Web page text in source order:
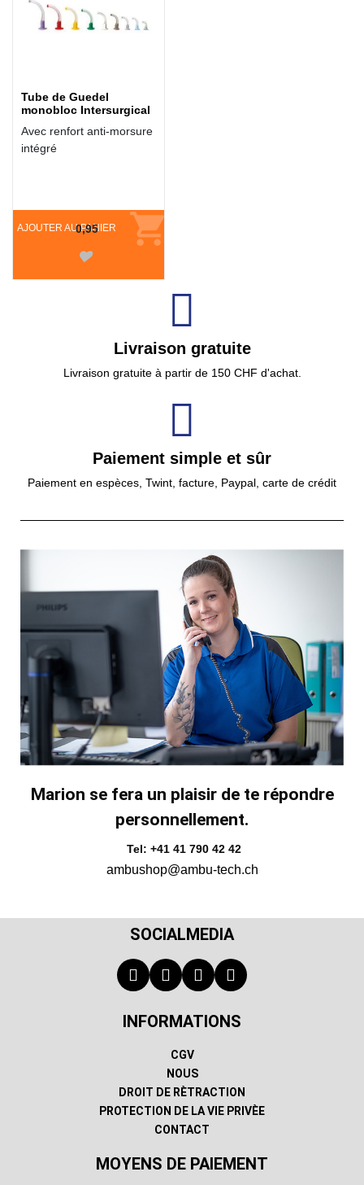
Tube de Guedel
monobloc Intersurgical
Avec renfort anti-morsure
intégré
AJOUTER AU PANIER
0,95
Livraison gratuite
Livraison gratuite à partir de 150 CHF d'achat.
Paiement simple et sûr
Paiement en espèces, Twint, facture, Paypal, carte de crédit
Marion se fera un plaisir de te répondre
personnellement.
Tel: +41 41 790 42 42
ambushop@ambu-tech.ch
SOCIALMEDIA
INFORMATIONS
CGV
NOUS
DROIT DE RÈTRACTION
PROTECTION DE LA VIE PRIVÈE
CONTACT
MOYENS DE PAIEMENT